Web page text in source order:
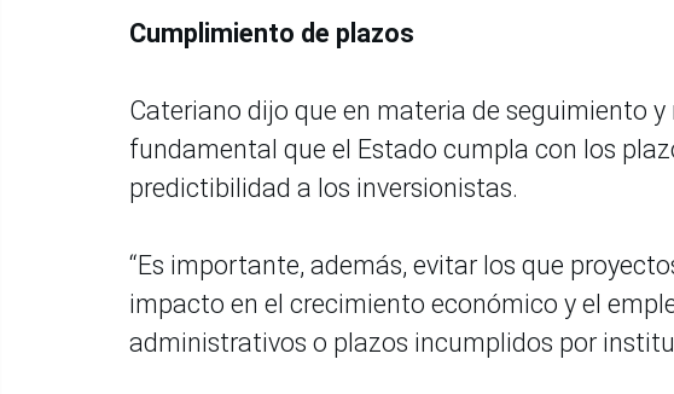
Cumplimiento de plazos
Cateriano dijo que en materia de seguimiento
fundamental que el Estado cumpla con los
predictibilidad a los inversionistas.
“Es importante, además, evitar los que
impacto en el crecimiento económico y el
administrativos o plazos incumplidos por